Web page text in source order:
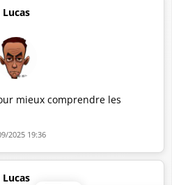
Lucas
mieux comprendre les
2025 19:36
Lucas